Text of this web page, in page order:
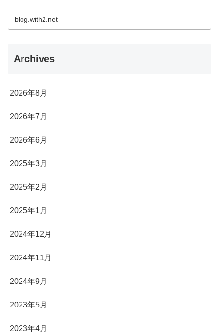
blog.with2.net
Archives
2026年8月
2026年7月
2026年6月
2025年3月
2025年2月
2025年1月
2024年12月
2024年11月
2024年9月
2023年5月
2023年4月